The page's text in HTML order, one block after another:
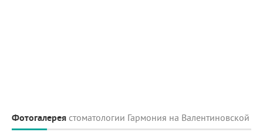
Фотогалерея стоматологии Гармония на Валентиновской